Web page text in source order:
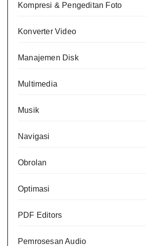
Kompresi & Pengeditan Foto
Konverter Video
Manajemen Disk
Multimedia
Musik
Navigasi
Obrolan
Optimasi
PDF Editors
Pemrosesan Audio